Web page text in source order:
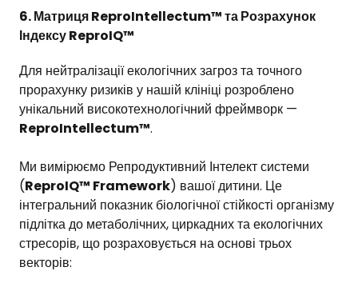
6. Матриця ReproIntellectum™ та Розрахунок
Індексу ReproIQ™
Для нейтралізації екологічних загроз та точного
прорахунку ризиків у нашій клініці розроблено
унікальний високотехнологічний фреймворк —
ReproIntellectum™.
Ми вимірюємо Репродуктивний Інтелект системи
(ReproIQ™ Framework) вашої дитини. Це
інтегральний показник біологічної стійкості організму
підлітка до метаболічних, циркадних та екологічних
стресорів, що розраховується на основі трьох
векторів: